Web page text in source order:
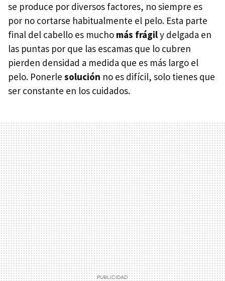
se produce por diversos factores, no siempre es
por no cortarse habitualmente el pelo. Esta parte
final del cabello es mucho más frágily delgada en
las puntas por que las escamas que lo cubren
pierden densidad a medida que es más largo el
pelo. Ponerle solución no es difícil, solo tienes que
ser constante en los cuidados.